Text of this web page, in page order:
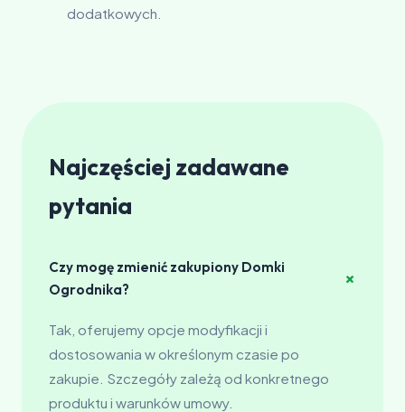
dodatkowych.
Najczęściej zadawane
pytania
Czy mogę zmienić zakupiony Domki
Ogrodnika?
+
Tak, oferujemy opcje modyfikacji i
dostosowania w określonym czasie po
zakupie. Szczegóły zależą od konkretnego
produktu i warunków umowy.